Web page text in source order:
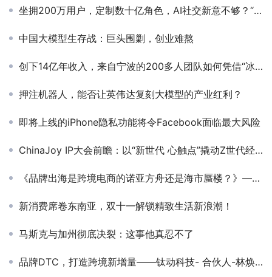
坐拥200万用户，定制数十亿角色，AI社交新意不够？“剧本杀”来凑
中国大模型生存战：巨头围剿，创业难熬
创下14亿年收入，来自宁波的200多人团队如何凭借“冰块生意”突围北美？
押注机器人，能否让英伟达复刻大模型的产业红利？
即将上线的iPhone隐私功能将令Facebook面临最大风险
ChinaJoy IP大会前瞻：以“新世代 心触点”撬动Z世代经济新蓝海
《品牌出海是跨境电商的诺亚方舟还是海市蜃楼？》——坚果资本- 合伙人-孙鸿达
新消费席卷东南亚，双十一解锁精致生活新浪潮！
马斯克与加州彻底决裂：这事他真忍不了
品牌DTC，打造跨境新增量——钛动科技- 合伙人-林焕滨